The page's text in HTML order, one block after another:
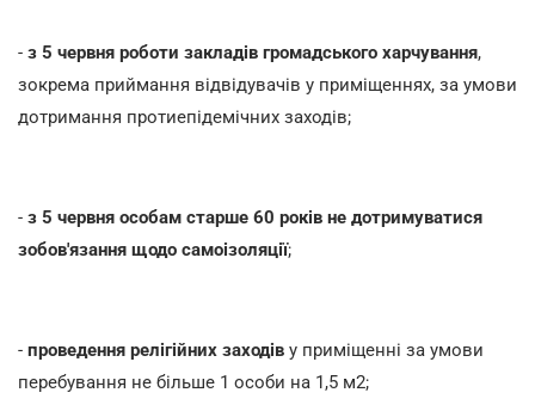
- з 5 червня роботи закладів громадського харчування,
зокрема приймання відвідувачів у приміщеннях, за умови
дотримання протиепідемічних заходів;
- з 5 червня особам старше 60 років не дотримуватися
зобов'язання щодо самоізоляції;
- проведення релігійних заходів у приміщенні за умови
перебування не більше 1 особи на 1,5 м2;